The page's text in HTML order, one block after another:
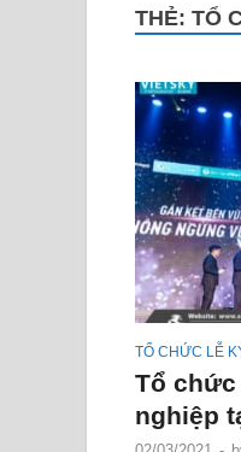
THẺ: TỔ
TỔ CHỨC LỄ
Tổ chức
nghiệp